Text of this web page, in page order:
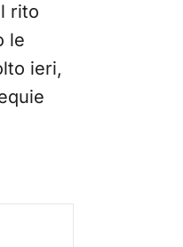
rito
le
ieri,